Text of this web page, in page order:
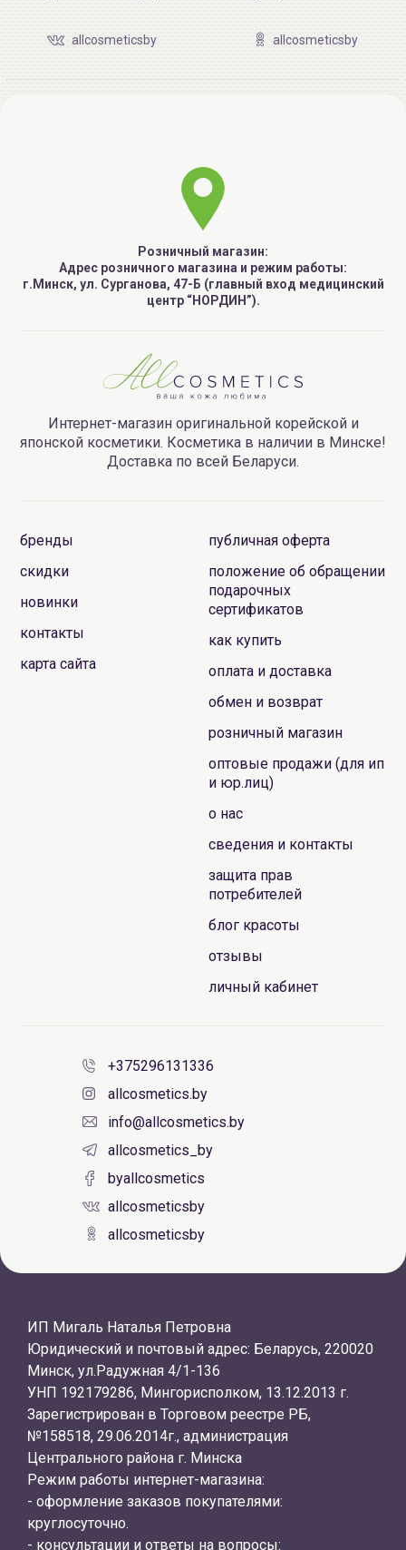
allcosmeticsby allcosmeticsby
Розничный магазин:
Адрес розничного магазина и режим работы:
г.Минск, ул. Сурганова, 47-Б (главный вход медицинский
центр “НОРДИН”).
Интернет-магазин оригинальной корейской и
японской косметики. Косметика в наличии в Минске!
Доставка по всей Беларуси.
бренды
скидки
новинки
контакты
карта сайта
публичная оферта
положение об обращении
подарочных
сертификатов
как купить
оплата и доставка
обмен и возврат
розничный магазин
оптовые продажи (для ип
и юр.лиц)
о нас
сведения и контакты
защита прав
потребителей
блог красоты
отзывы
личный кабинет
+375296131336
allcosmetics.by
info@allcosmetics.by
allcosmetics_by
byallcosmetics
allcosmeticsby
allcosmeticsby
ИП Мигаль Наталья Петровна
Юридический и почтовый адрес: Беларусь, 220020
Минск, ул.Радужная 4/1-136
УНП 192179286, Мингорисполком, 13.12.2013 г.
Зарегистрирован в Торговом реестре РБ,
№158518, 29.06.2014г., администрация
Центрального района г. Минска
Режим работы интернет-магазина:
- оформление заказов покупателями:
круглосуточно.
- консультации и ответы на вопросы: